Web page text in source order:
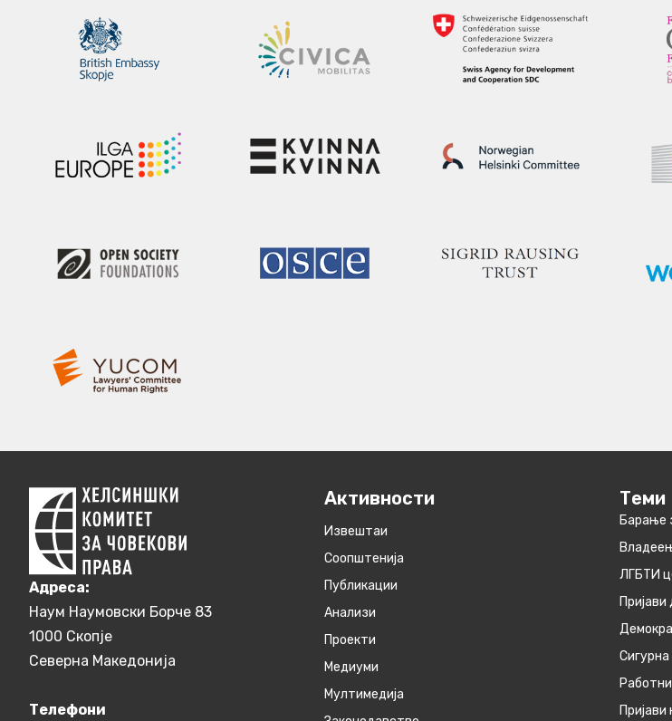
Aдреса:
Наум Наумовски Борче 83
1000 Скопје
Северна Македонија
Телефони
Активности
Извештаи
Соопштенија
Публикации
Анализи
Проекти
Медиуми
Мултимедија
Теми
Барање
ЛГБТИ
Сигурна
Пријави